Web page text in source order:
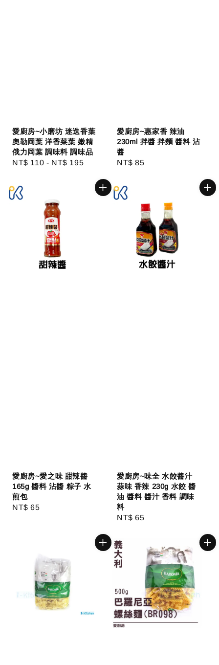
愛廚房~小磨坊 迷迭香葉
奧勒岡葉 洋香菜葉 嫩精
俄力岡葉 調味料 調味品
Regular
NT$ 110 - NT$ 195
愛廚房~惠家香 辣油
230ml 拌醬 拌麵 醬料 沾
醬
Regular
NT$ 85
愛廚房~愛之味 甜辣醬
165g 醬料 沾醬 粽子 水
煎包
Regular
NT$ 65
愛廚房~味全 水餃醬汁
蒜味 香辣 230g 水餃 醬
油 醬料 醬汁 香料 調味
料
Regular
NT$ 65